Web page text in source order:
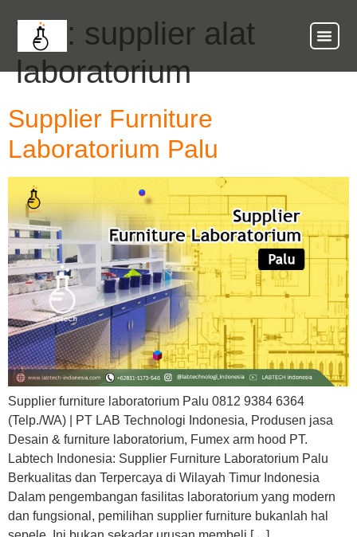
Tag: supplier alat
laboratorium
Supplier Furniture
Laboratorium Palu
Supplier furniture laboratorium Palu 0812 9384 6364
(Telp./WA) | PT LAB Technologi Indonesia, Produsen jasa
Desain & furniture laboratorium, Fumex arm hood PT.
Labtech Indonesia: Supplier Furniture Laboratorium Palu
Berkualitas dan Terpercaya di Wilayah Timur Indonesia
Dalam pengembangan fasilitas laboratorium yang modern
dan fungsional, pemilihan supplier furniture bukanlah hal